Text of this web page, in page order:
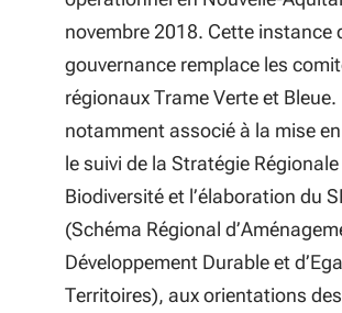
novembre 2018. Cette instance
gouvernance remplace les
régionaux Trame Verte et
notamment associé à la mise
le suivi de la Stratégie Régionale
Biodiversité et l’élaboration du
(Schéma Régional
Développement Durable et
Territoires), aux orientations